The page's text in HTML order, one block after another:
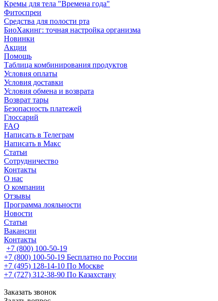
Кремы для тела "Времена года"
Фитоспреи
Средства для полости рта
БиоХакинг: точная настройка организма
Новинки
Акции
Помощь
Таблица комбинирования продуктов
Условия оплаты
Условия доставки
Условия обмена и возврата
Возврат тары
Безопасность платежей
Глоссарий
FAQ
Написать в Телеграм
Написать в Макс
Статьи
Сотрудничество
Контакты
О нас
О компании
Отзывы
Программа лояльности
Новости
Статьи
Вакансии
Контакты
+7 (800) 100-50-19
+7 (800) 100-50-19 Бесплатно по России
+7 (495) 128-14-10 По Москве
+7 (727) 312-38-90 По Казахстану
Заказать звонок